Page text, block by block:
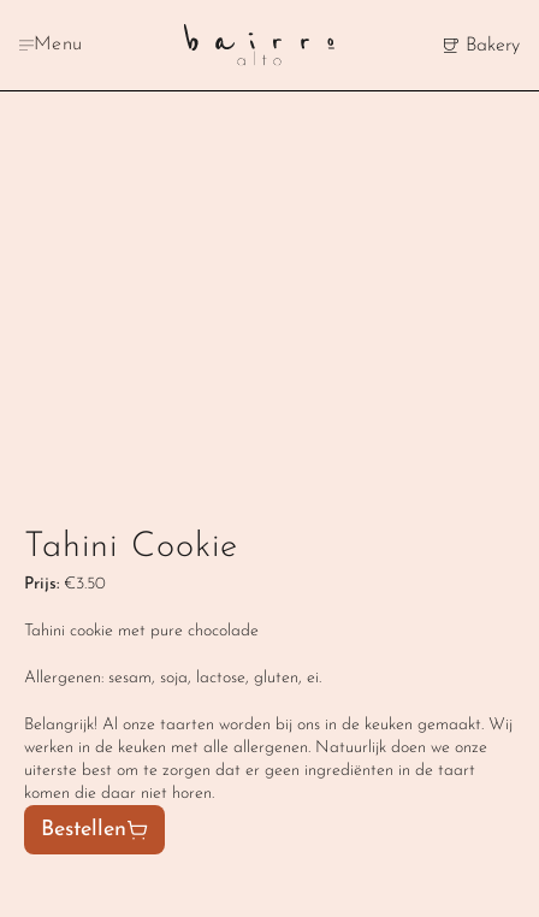
Menu Bakery
Tahini Cookie
Prijs: €3.50
Tahini cookie met pure chocolade
Allergenen: sesam, soja, lactose, gluten, ei.
Belangrijk! Al onze taarten worden bij ons in de keuken gemaakt. Wij
werken in de keuken met alle allergenen. Natuurlijk doen we onze
uiterste best om te zorgen dat er geen ingrediënten in de taart
komen die daar niet horen.
Bestellen